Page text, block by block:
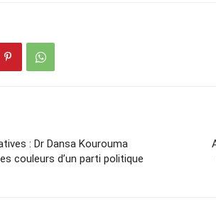
: Dr Dansa Kourouma
couleurs d’un parti politique